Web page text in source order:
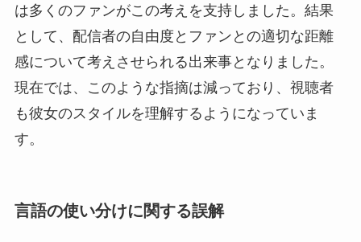
は多くのファンがこの考えを支持しました。結果
として、配信者の自由度とファンとの適切な距離
感について考えさせられる出来事となりました。
現在では、このような指摘は減っており、視聴者
も彼女のスタイルを理解するようになっていま
す。
言語の使い分けに関する誤解